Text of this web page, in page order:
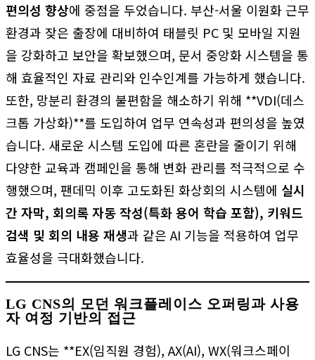
편의성 향상에 중점을 두었습니다. 부산-서울 이원화 근무
환경과 잦은 출장에 대비하여 태블릿 PC 및 모바일 지원
을 강화하고 보안을 확보했으며, 문서 중앙화 시스템을 통
해 효율적인 자료 관리와 인수인계를 가능하게 했습니다.
또한, 망분리 환경의 불편함을 해소하기 위해 **VDI(데스
크톱 가상화)**를 도입하여 업무 연속성과 편의성을 높였
습니다. 새로운 시스템 도입에 따른 혼란을 줄이기 위해
다양한 교육과 캠페인을 통해 변화 관리를 적극적으로 수
행했으며, 팬데믹 이후 고도화된 화상회의 시스템에 실시
간 자막, 회의록 자동 작성(특화 용어 학습 포함), 키워드
검색 및 회의 내용 재생과 같은 AI 기능을 적용하여 업무
효율성을 극대화했습니다.
LG CNS의 모던 워크플레이스 오퍼링과 사용
자 여정 기반의 접근
LG CNS는 **EX(임직원 경험), AX(AI), WX(워크스페이